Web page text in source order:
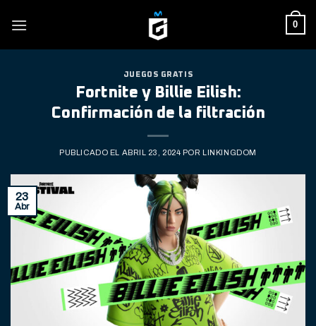
0
JUEGOS GRATIS
Fortnite y Billie Eilish:
Confirmación de la filtración
PUBLICADO EL ABRIL 23, 2024 POR LINKINGDOM
23
Abr